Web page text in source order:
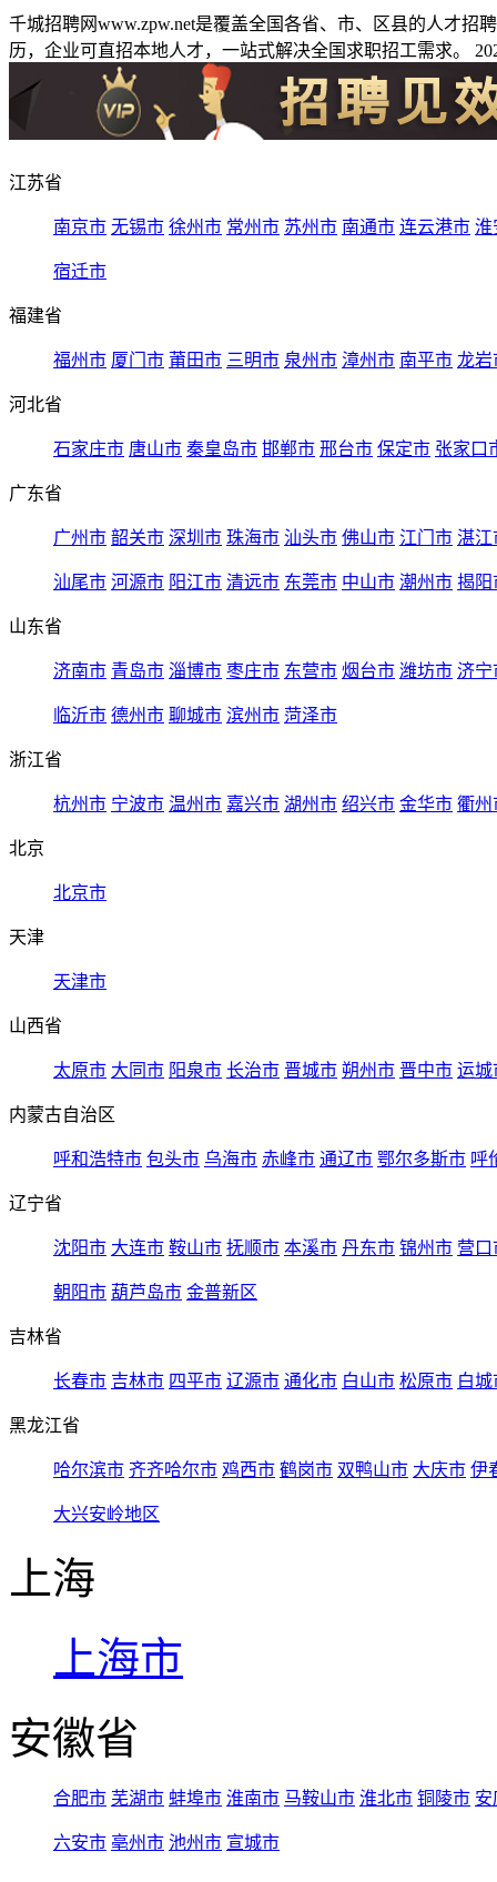
千城招聘网www.zpw.net是覆盖全国各省、市、区县的人才
历，企业可直招本地人才，一站式解决全国求职招工需求。
江苏省
南京市 无锡市 徐州市 常州市 苏州市 南通市 连云港市 淮
宿迁市
福建省
福州市 厦门市 莆田市 三明市 泉州市 漳州市 南平市 龙岩
河北省
石家庄市 唐山市 秦皇岛市 邯郸市 邢台市 保定市 张家口
广东省
广州市 韶关市 深圳市 珠海市 汕头市 佛山市 江门市 湛江
汕尾市 河源市 阳江市 清远市 东莞市 中山市 潮州市 揭阳
山东省
济南市 青岛市 淄博市 枣庄市 东营市 烟台市 潍坊市 济宁
临沂市 德州市 聊城市 滨州市 菏泽市
浙江省
杭州市 宁波市 温州市 嘉兴市 湖州市 绍兴市 金华市 衢州
北京
北京市
天津
天津市
山西省
太原市 大同市 阳泉市 长治市 晋城市 朔州市 晋中市 运城
内蒙古自治区
呼和浩特市 包头市 乌海市 赤峰市 通辽市 鄂尔多斯市 呼
辽宁省
沈阳市 大连市 鞍山市 抚顺市 本溪市 丹东市 锦州市 营口
朝阳市 葫芦岛市 金普新区
吉林省
长春市 吉林市 四平市 辽源市 通化市 白山市 松原市 白城
黑龙江省
哈尔滨市 齐齐哈尔市 鸡西市 鹤岗市 双鸭山市 大庆市 伊
大兴安岭地区
上海
上海市
安徽省
合肥市 芜湖市 蚌埠市 淮南市 马鞍山市 淮北市 铜陵市 安
六安市 亳州市 池州市 宣城市